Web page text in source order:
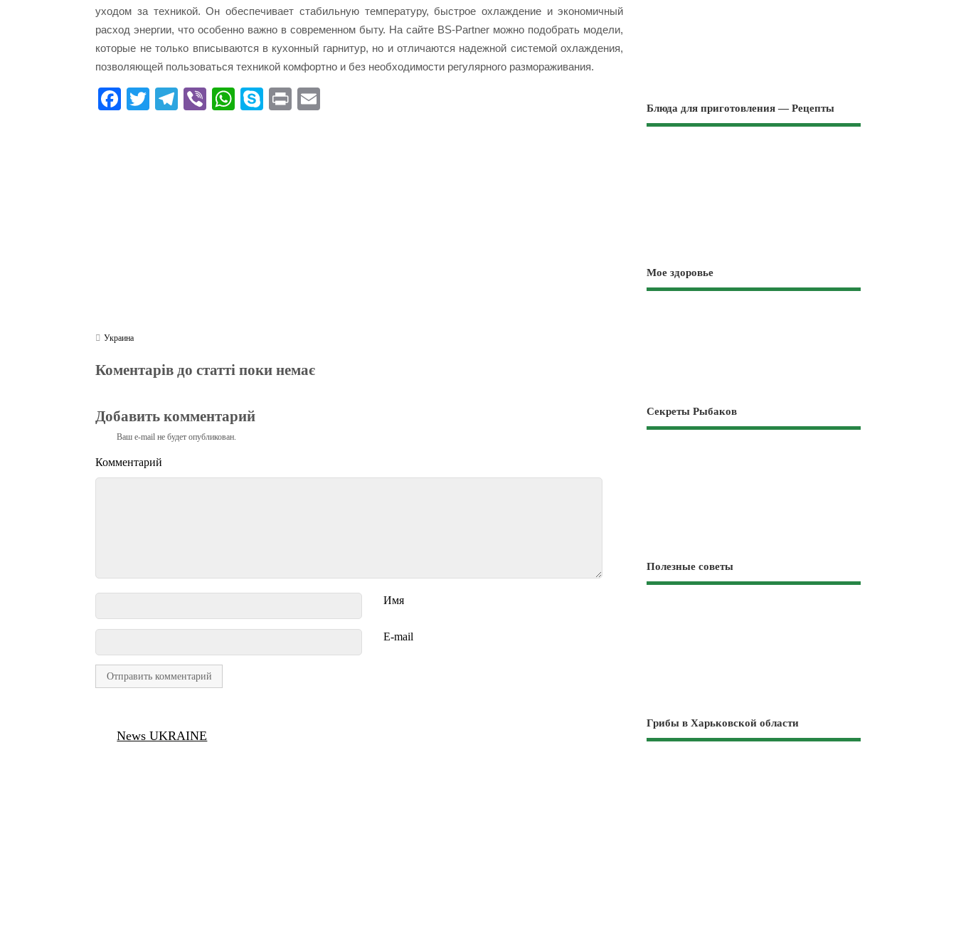
уходом за техникой. Он обеспечивает стабильную температуру, быстрое охлаждение и экономичный
расход энергии, что особенно важно в современном быту. На сайте BS-Partner можно подобрать модели,
которые не только вписываются в кухонный гарнитур, но и отличаются надежной системой охлаждения,
позволяющей пользоваться техникой комфортно и без необходимости регулярного размораживания.
Fa T
Te Vi
W
S
Pr
Украина
Коментарів до статті поки немає
Добавить комментарий
Ваш e-mail не будет опубликован.
Комментарий
Имя
E-mail
News UKRAINE
Блюда для приготовления — Рецепты
Мое здоровье
Секреты Рыбаков
Полезные советы
Грибы в Харьковской области